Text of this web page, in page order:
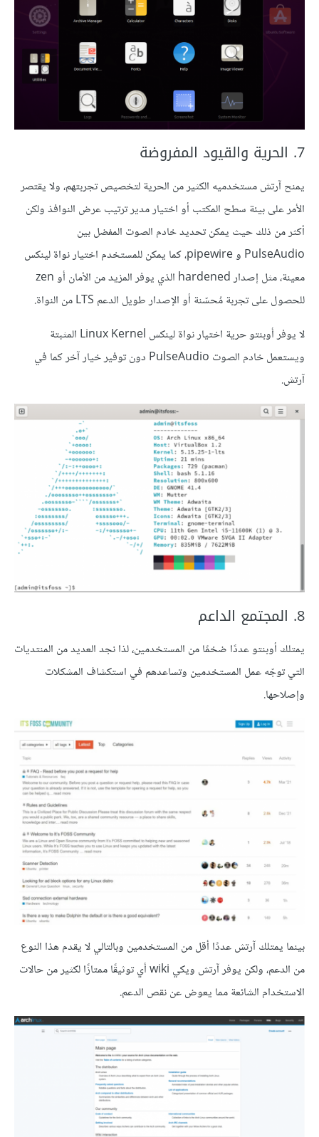
7. الحرية والقيود المفروضة
يمنح آرتش مستخدميه الكثير من الحرية لتخصيص تجربتهم، ولا يقتصر
الأمر على بيئة سطح المكتب أو اختيار مدير ترتيب عرض النوافذ ولكن
أكثر من ذلك حيث يمكن تحديد خادم الصوت المفضل بين
PulseAudio و pipewire، كما يمكن للمستخدم اختيار نواة لينكس
معينة، مثل إصدار hardened الذي يوفر المزيد من الأمان أو zen
للحصول على تجربة مُحسّنة أو الإصدار طويل الدعم LTS من النواة.
لا يوفر أوبنتو حرية اختيار نواة لينكس Linux Kernel المثبتة
ويستعمل خادم الصوت PulseAudio دون توفير خيار آخر كما في
آرتش.
8. المجتمع الداعم
يمتلك أوبنتو عددًا ضخمًا من المستخدمين، لذا نجد العديد من المنتديات
التي توجّه عمل المستخدمين وتساعدهم في استكشاف المشكلات
وإصلاحها.
بينما يمتلك آرتش عددًا أقل من المستخدمين وبالتالي لا يقدم هذا النوع
من الدعم، ولكن يوفر آرتش ويكي wiki أي توثيقًا ممتازًا لكثير من حالات
الاستخدام الشائعة مما يعوض عن نقص الدعم.